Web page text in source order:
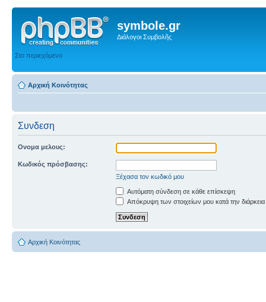
symbole.gr
Διάλογοι Συμβολῆς
Στο περιεχόμενο
Αρχική Κοινότητας
Συνδεση
Ονομα μελους:
Κωδικός πρόσβασης:
Ξέχασα τον κωδικό μου
Αυτόματη σύνδεση σε κάθε επίσκεψη
Απόκρυψη των στοιχείων μου κατά την
Αρχική Κοινότητας